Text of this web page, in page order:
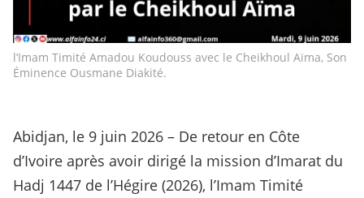
l’Imam Timité Amadou Koudouss avec le Cheikhoul Aïma, Son
Éminence Ousmane Diakité.
Abidjan, le 9 juin 2026 – De retour en Côte
d’Ivoire après avoir dirigé la mission d’Imarat du
Hadj 1447 de l’Hégire (2026), l’Imam Timité